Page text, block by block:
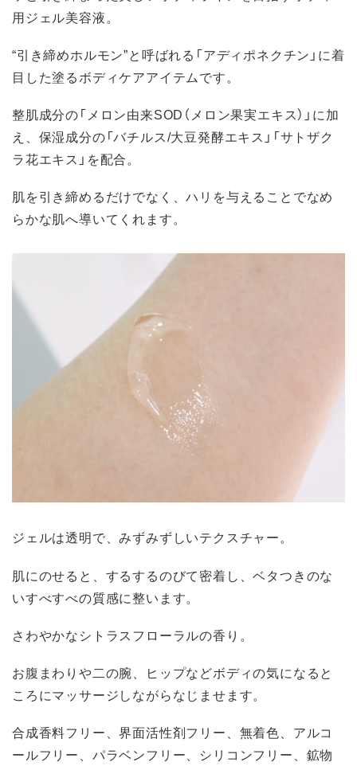
用ジェル美容液。
“引き締めホルモン”と呼ばれる「アディポネクチン」に着
目した塗るボディケアアイテムです。
整肌成分の「メロン由来SOD（メロン果実エキス）」に加
え、保湿成分の「バチルス/大豆発酵エキス」「サトザク
ラ花エキス」を配合。
肌を引き締めるだけでなく、ハリを与えることでなめ
らかな肌へ導いてくれます。
ジェルは透明で、みずみずしいテクスチャー。
肌にのせると、するするのびて密着し、ベタつきのな
いすべすべの質感に整います。
さわやかなシトラスフローラルの香り。
お腹まわりや二の腕、ヒップなどボディの気になると
ころにマッサージしながらなじませます。
合成香料フリー、界面活性剤フリー、無着色、アルコ
ールフリー、パラベンフリー、シリコンフリー、鉱物